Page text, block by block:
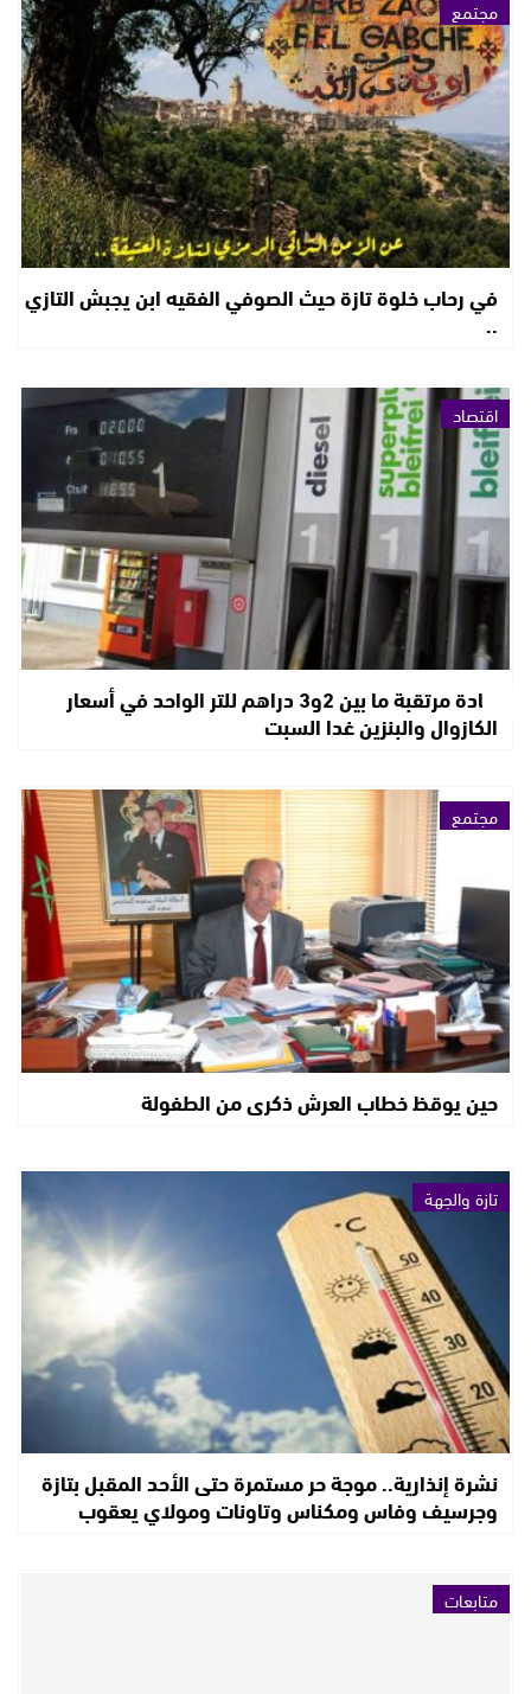
مجتمع
في رحاب خلوة تازة حيث الصوفي الفقيه ابن يجبش التازي
..
اقتصاد
زيادة مرتقبة ما بين 2و3 دراهم للتر الواحد في أسعار
الكازوال والبنزين غدا السبت
مجتمع
حين يوقظ خطاب العرش ذكرى من الطفولة
تازة والجهة
نشرة إنذارية.. موجة حر مستمرة حتى الأحد المقبل بتازة
وجرسيف وفاس ومكناس وتاونات ومولاي يعقوب
متابعات